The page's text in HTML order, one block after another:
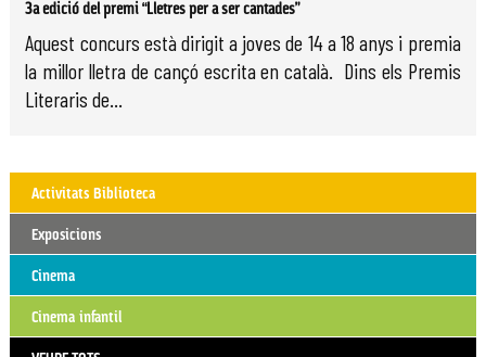
3a edició del premi “Lletres per a ser cantades”
Aquest concurs està dirigit a joves de 14 a 18 anys i premia
la millor lletra de cançó escrita en català. Dins els Premis
Literaris de...
Activitats Biblioteca
Exposicions
Cinema
Cinema infantil